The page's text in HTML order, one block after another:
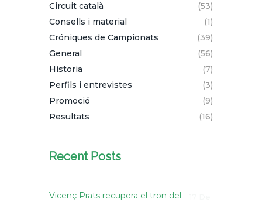
Circuit català
(53)
Consells i material
(1)
Cróniques de Campionats
(39)
General
(56)
Historia
(7)
Perfils i entrevistes
(3)
Promoció
(9)
Resultats
(16)
Recent Posts
Vicenç Prats recupera el tron del